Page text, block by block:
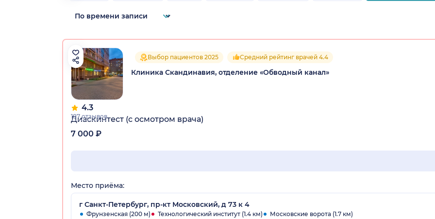
4.3
187 отзывов
Выбор пациентов 2025 Средний рейтинг врачей 4.4
Клиника Скандинавия, отделение «Обводный канал»
Диаскинтест (с осмотром врача)
7 000 ₽
Место приёма:
г Санкт-Петербург, пр-кт Московский, д 73 к 4
Фрунзенская (200 м) Технологический институт (1.4 км) Московские ворота (1.7 км)